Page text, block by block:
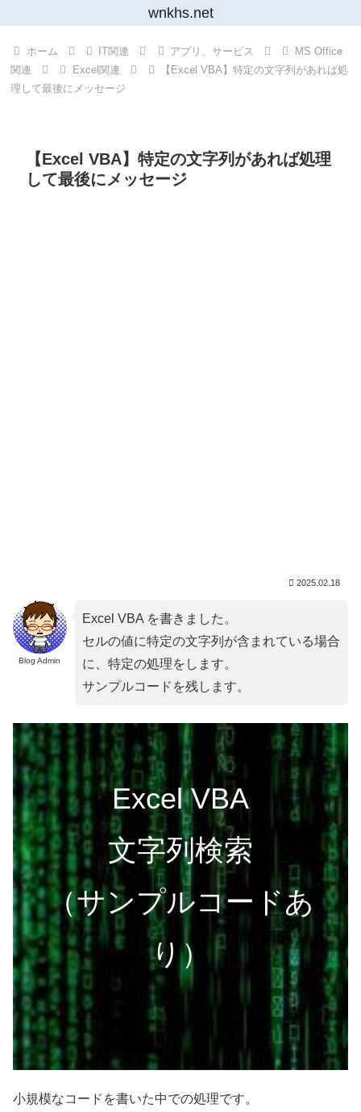
wnkhs.net
ホーム IT関連 アプリ、サービス
MS Office
関連
Excel関連
【Excel VBA】特定の文字列があれば処
理して最後にメッセージ
【Excel VBA】特定の文字列があれば処理
して最後にメッセージ
2025.02.18
Blog Admin
Excel VBA を書きました。
セルの値に特定の文字列が含まれている場合
に、特定の処理をします。
サンプルコードを残します。
Excel VBA
文字列検索
（サンプルコードあ
り）
小規模なコードを書いた中での処理です。